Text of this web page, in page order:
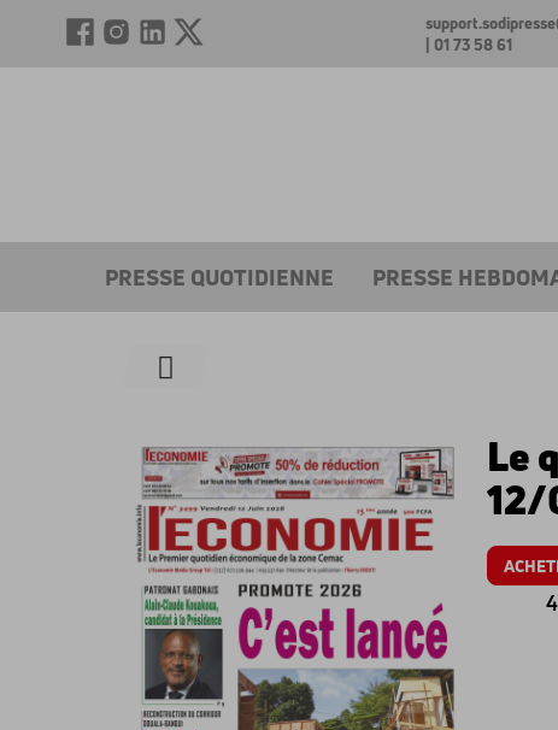
| 01 73 58 61
PRESSE QUOTIDIENNE PRESSE
Le